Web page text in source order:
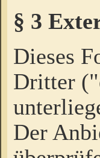
§ 3
Dieses
Dritter
Der